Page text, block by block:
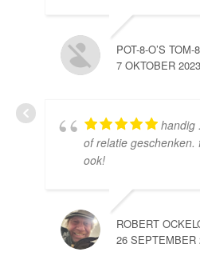
POT-8-O’S TOM-
7 OKTOBER 2023
handig
of relatie geschenken.
ook!
ROBERT
26 SEPTEMBER